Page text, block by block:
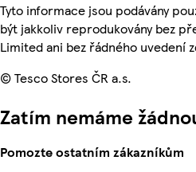
Tyto informace jsou podávány
být jakkoliv reprodukovány bez
Limited ani bez řádného uvedení
© Tesco Stores ČR a.s.
Zatím nemáme
Pomozte ostatním zákazníkům